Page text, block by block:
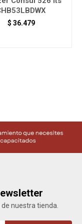
$ 36.479
nuestra tienda.